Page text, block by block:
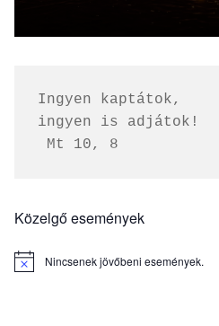
Ingyen kaptátok,
ingyen is adjátok!
Mt 10, 8
Közelgő események
Notice Nincsenek jövőbeni események.